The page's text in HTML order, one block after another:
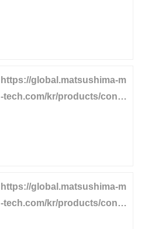
https://global.matsushima-m
-tech.com/kr/products/conv
https://global.matsushima-m
-tech.com/kr/products/conv